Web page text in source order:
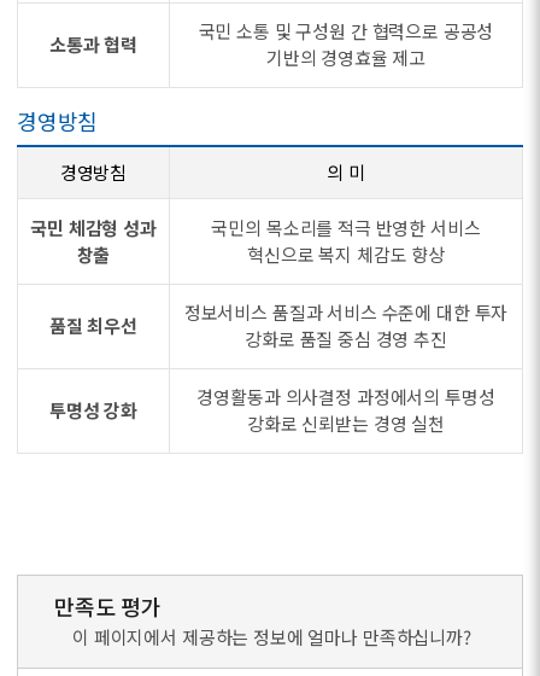
소통과 협력
국민 소통 및 구성원 간 협력으로 공공성
기반의 경영효율 제고
경영방침
경영방침 의 미
국민 체감형 성과
창출
국민의 목소리를 적극 반영한 서비스
혁신으로 복지 체감도 향상
품질 최우선
정보서비스 품질과 서비스 수준에 대한 투자
강화로 품질 중심 경영 추진
투명성 강화
경영활동과 의사결정 과정에서의 투명성
강화로 신뢰받는 경영 실천
만족도 평가
이 페이지에서 제공하는 정보에 얼마나 만족하십니까?